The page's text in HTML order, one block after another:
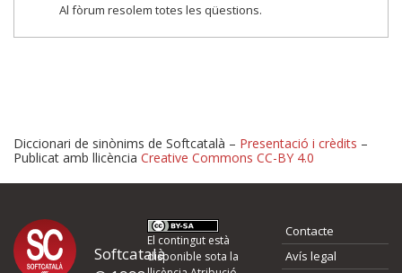
Al fòrum resolem totes les qüestions.
Proposeu-nos millores o
d'errors
Diccionari de sinònims de Softcatalà – Presentació i crèdits –
Publicat amb llicència Creative Commons CC-BY 4.0
Softcatalà
El contingut està
disponible sota la
Contacte
Avís legal